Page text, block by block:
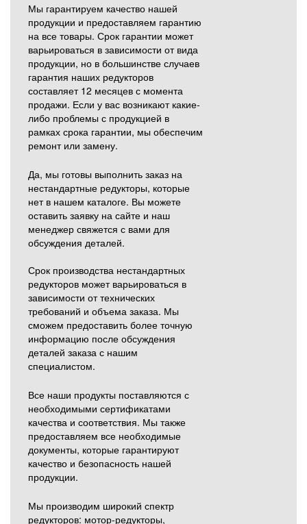
Мы гарантируем качество нашей
продукции и предоставляем гарантию
на все товары. Срок гарантии может
варьироваться в зависимости от вида
продукции, но в большинстве случаев
гарантия наших редукторов
составляет 12 месяцев с момента
продажи. Если у вас возникают какие-
либо проблемы с продукцией в
рамках срока гарантии, мы обеспечим
ремонт или замену.
Да, мы готовы выполнить заказ на
нестандартные редукторы, которые
нет в нашем каталоге. Вы можете
оставить заявку на сайте и наш
менеджер свяжется с вами для
обсуждения деталей.
Срок производства нестандартных
редукторов может варьироваться в
зависимости от технических
требований и объема заказа. Мы
сможем предоставить более точную
информацию после обсуждения
деталей заказа с нашим
специалистом.
Все наши продукты поставляются с
необходимыми сертификатами
качества и соответствия. Мы также
предоставляем все необходимые
документы, которые гарантируют
качество и безопасность нашей
продукции.
Мы производим широкий спектр
редукторов: мотор-редукторы,